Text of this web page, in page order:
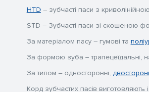
HTD – зубчасті паси з
STD – Зубчасті паси зі скошеною
За матеріалом пасу – гумові та
За формою зуба – трапецеїдальні,
За типом – односторонні,
Корд зубчастих пасів виготовляють